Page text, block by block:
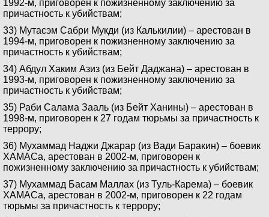
1992-м, приговорен к пожизненному заключению за
причастность к убийствам;
33) Мутасэм Сабри Мукди (из Калькилии) – арестован в
1994-м, приговорен к пожизненному заключению за
причастность к убийствам;
34) Абдул Хаким Азиз (из Бейт Даджана) – арестован в
1993-м, приговорен к пожизненному заключению за
причастность к убийствам;
35) Раби Салама Зааль (из Бейт Ханины) – арестован в
1998-м, приговорен к 27 годам тюрьмы за причастность к
террору;
36) Мухаммад Наджи Джарар (из Вади Баракин) – боевик
ХАМАСа, арестован в 2002-м, приговорен к
пожизненному заключению за причастность к убийствам;
37) Мухаммад Басам Маллах (из Туль-Карема) – боевик
ХАМАСа, арестован в 2002-м, приговорен к 22 годам
тюрьмы за причастность к террору;